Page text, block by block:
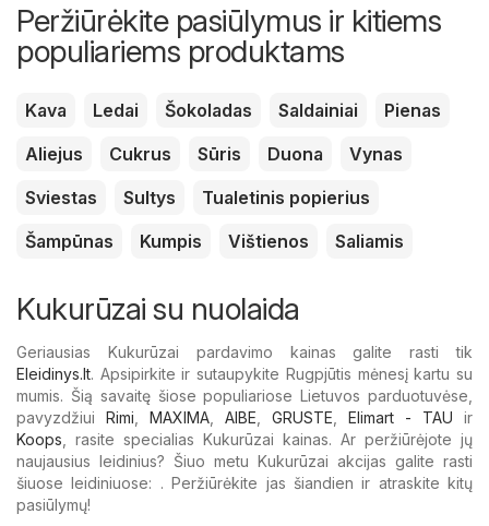
Peržiūrėkite pasiūlymus ir kitiems
populiariems produktams
Kava Ledai Šokoladas Saldainiai
Pienas
Aliejus
Cukrus Sūris Duona
Vynas
Sviestas
Sultys
Tualetinis popierius
Šampūnas
Kumpis Vištienos Saliamis
Kukurūzai su nuolaida
Geriausias Kukurūzai pardavimo kainas galite rasti tik
Eleidinys.lt. Apsipirkite ir sutaupykite Rugpjūtis mėnesį kartu su
mumis. Šią savaitę šiose populiariose Lietuvos parduotuvėse,
pavyzdžiui Rimi MAXIMA AIBE GRUSTE Elimart - TAU ir
Koops , rasite specialias Kukurūzai kainas. Ar peržiūrėjote jų
naujausius leidinius? Šiuo metu Kukurūzai akcijas galite rasti
šiuose leidiniuose: . Peržiūrėkite jas šiandien ir atraskite kitų
pasiūlymų!